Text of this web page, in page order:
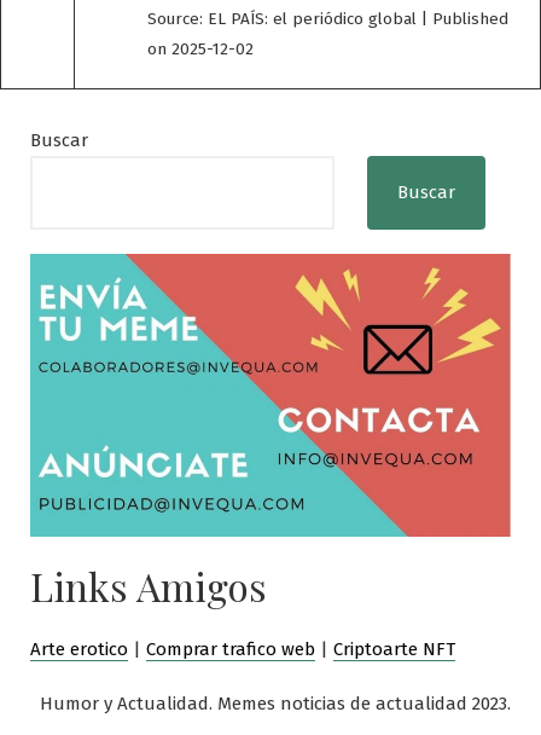
Source: EL PAÍS: el periódico global
Published
on 2025-12-02
Buscar
Buscar
Links Amigos
Arte erotico | Comprar trafico web | Criptoarte NFT
Humor y Actualidad. Memes noticias de actualidad 2023.